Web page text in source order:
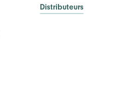
Distributeurs